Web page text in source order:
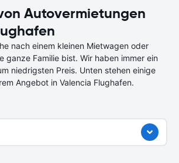
Autovermietungen
nach einem kleinen Mietwagen oder
ganze Familie bist. Wir haben immer ein
niedrigsten Preis. Unten stehen einige
Angebot in Valencia Flughafen.